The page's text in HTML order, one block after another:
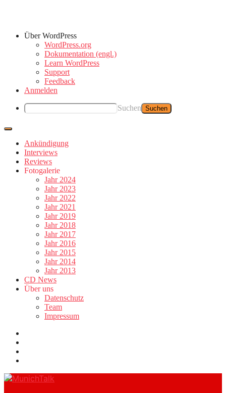
Über WordPress
WordPress.org
Dokumentation (engl.)
Learn WordPress
Support
Feedback
Anmelden
Suchen
Ankündigung
Interviews
Reviews
Fotogalerie
Jahr 2024
Jahr 2023
Jahr 2022
Jahr 2021
Jahr 2019
Jahr 2018
Jahr 2017
Jahr 2016
Jahr 2015
Jahr 2014
Jahr 2013
CD News
Über uns
Datenschutz
Team
Impressum